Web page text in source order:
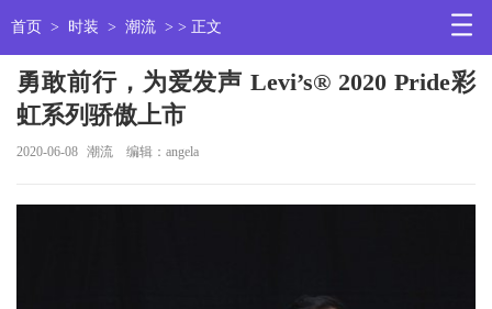
首页 > 时装 > 潮流 > > 正文
勇敢前行，为爱发声 Levi’s® 2020 Pride彩
虹系列骄傲上市
2020-06-08 潮流 编辑：angela